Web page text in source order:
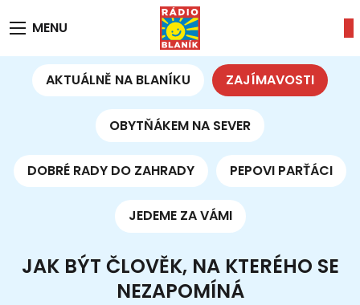
MENU
AKTUÁLNĚ NA BLANÍKU ZAJÍMAVOSTI
OBYTŇÁKEM NA SEVER
DOBRÉ RADY DO ZAHRADY PEPOVI PARŤÁCI
JEDEME ZA VÁMI
JAK BÝT ČLOVĚK, NA KTERÉHO SE
NEZAPOMÍNÁ